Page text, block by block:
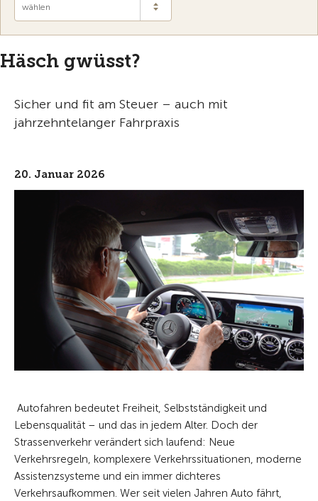
wählen
Häsch gwüsst?
Sicher und fit am Steuer – auch mit
jahrzehntelanger Fahrpraxis
20. Januar 2026
Autofahren bedeutet Freiheit, Selbstständigkeit und
Lebensqualität – und das in jedem Alter. Doch der
Strassenverkehr verändert sich laufend: Neue
Verkehrsregeln, komplexere Verkehrssituationen, moderne
Assistenzsysteme und ein immer dichteres
Verkehrsaufkommen. Wer seit vielen Jahren Auto fährt,